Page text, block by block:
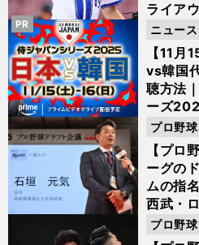
ライア
【11月
vs韓国
聴方法
ーズ
ニュース
PR
【プロ
ーグの
ムの指
西武・
プロ野球
プロ野球